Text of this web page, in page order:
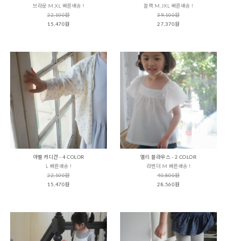
브라운 M,XL 빠른배송 !
22,100원
15,470원
블랙 M,JXL 빠른배송 !
39,100원
27,370원
아벨 카디건 - 4 COLOR
L 빠른배송 !
22,100원
15,470원
엘리 블라우스 - 2 COLOR
라벤더 M 빠른배송 !
40,800원
28,560원